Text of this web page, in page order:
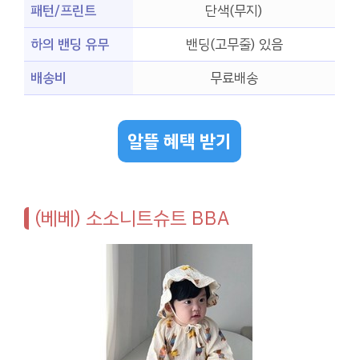
패턴/프린트
단색(무지)
하의 밴딩 유무
밴딩(고무줄) 있음
배송비
무료배송
알뜰 혜택 받기
(베베) 소소니트슈트 BBA